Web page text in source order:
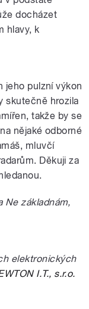
docházet
hlavy, k
jeho pulzní výkon
skutečně hrozila
takže by se
nějaké odborné
mluvčí
Děkuji za
Ne základnám,
elektronických
I.T., s.r.o.